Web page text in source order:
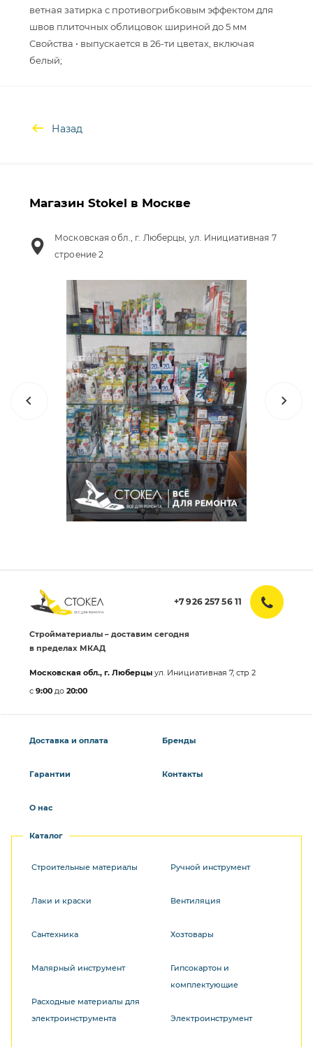
ветная затирка с противогрибковым эффектом для
швов плиточных облицовок шириной до 5 мм
Свойства • выпускается в 26-ти цветах, включая
Назад
Магазин Stokel в Москве
Московская обл., г. Люберцы, ул. Инициативная 7
строение 2
+7 926 257 56 11
Стройматериалы – доставим сегодня
в пределах МКАД
Московская обл., г. Люберцы ул. Инициативная 7, стр 2
с 9:00 до 20:00
Доставка и оплата
Гарантии
О нас
Бренды
Контакты
Каталог
Строительные материалы
Лаки и краски
Сантехника
Малярный инструмент
Расходные материалы для
электроинструмента
Ручной инструмент
Вентиляция
Хозтовары
Гипсокартон и
комплектующие
Электроинструмент